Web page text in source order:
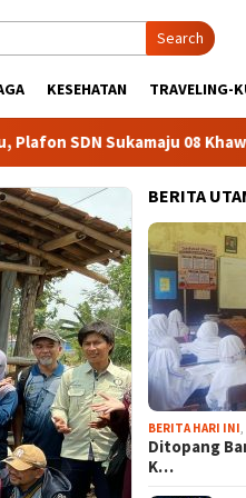
Search
KESEHATAN TRAVELING-
Sukamaju 08 Khawatir
BERITA
BERITA HARI INI
Ditopang
K…